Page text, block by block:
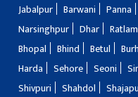
Jabalpur
Barwani Panna
Narsinghpur
Dhar Ratlam
Bhopal
Bhind Betul
Harda
Sehore Seoni
Shivpuri
Shahdol